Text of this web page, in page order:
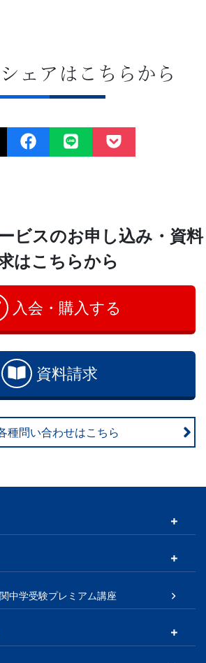
ェアはこちらから
ビスのお申し込み・資料
はこちらから
入会・購入する
資料請求
種問い合わせはこちら
中学受験プレミアム講座